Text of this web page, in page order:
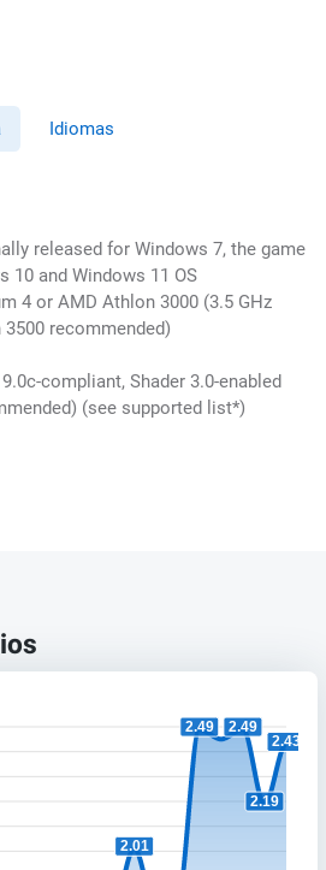
Idiomas
released for Windows 7, the game
10 and Windows 11 OS
4 or AMD Athlon 3000 (3.5 GHz
recommended)
compliant, Shader 3.0-enabled
(see supported list*)
2.01
2.49 2.49
2.19
2.43